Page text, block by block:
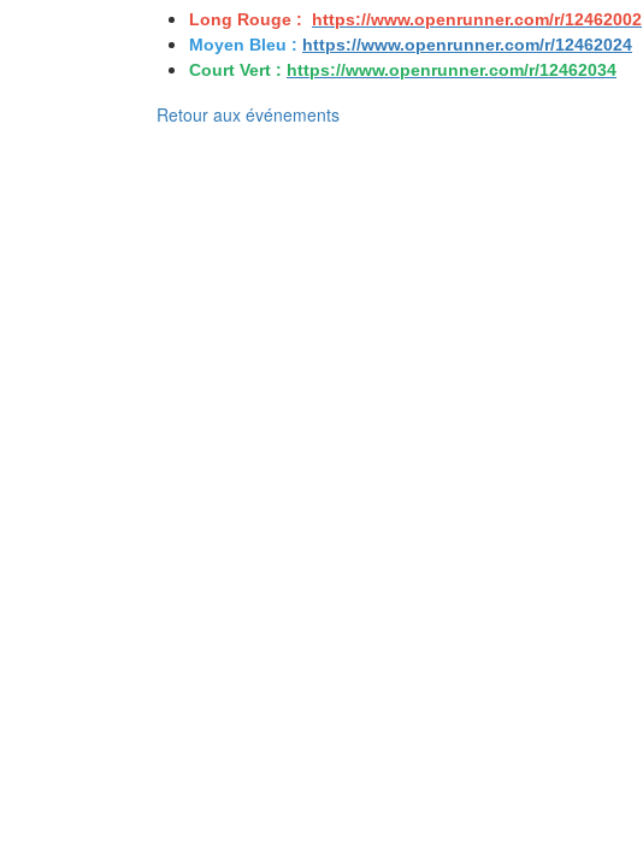
Long Rouge :
https://www.openrunner.com/r/12462002
Moyen Bleu : https://www.openrunner.com/r/12462024
Court Vert : https://www.openrunner.com/r/12462034
Retour aux événements